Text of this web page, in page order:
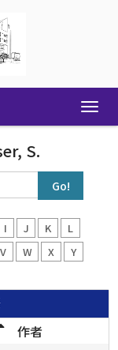
S.
入
前
幾
個
I J K
L
V W X
Y
作者